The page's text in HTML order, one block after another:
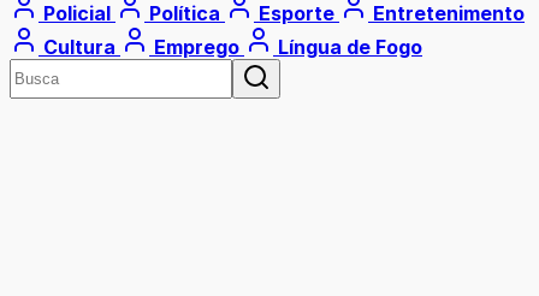
Policial
Política Esporte
Entretenimento
Cultura
Emprego Língua de Fogo